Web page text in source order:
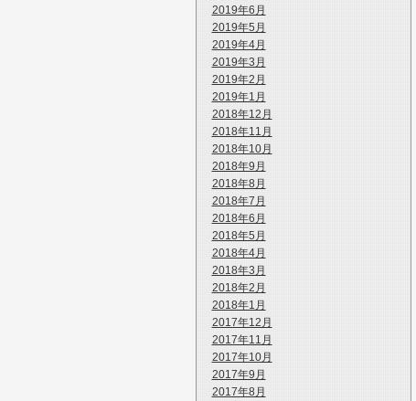
2019年6月
2019年5月
2019年4月
2019年3月
2019年2月
2019年1月
2018年12月
2018年11月
2018年10月
2018年9月
2018年8月
2018年7月
2018年6月
2018年5月
2018年4月
2018年3月
2018年2月
2018年1月
2017年12月
2017年11月
2017年10月
2017年9月
2017年8月